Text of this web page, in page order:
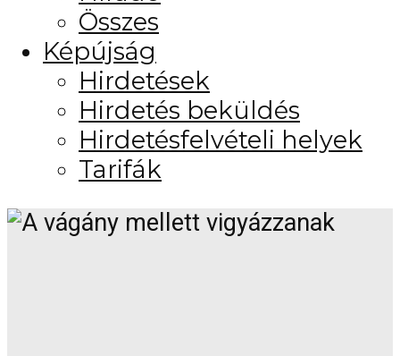
Összes
Képújság
Hirdetések
Hirdetés beküldés
Hirdetésfelvételi helyek
Tarifák